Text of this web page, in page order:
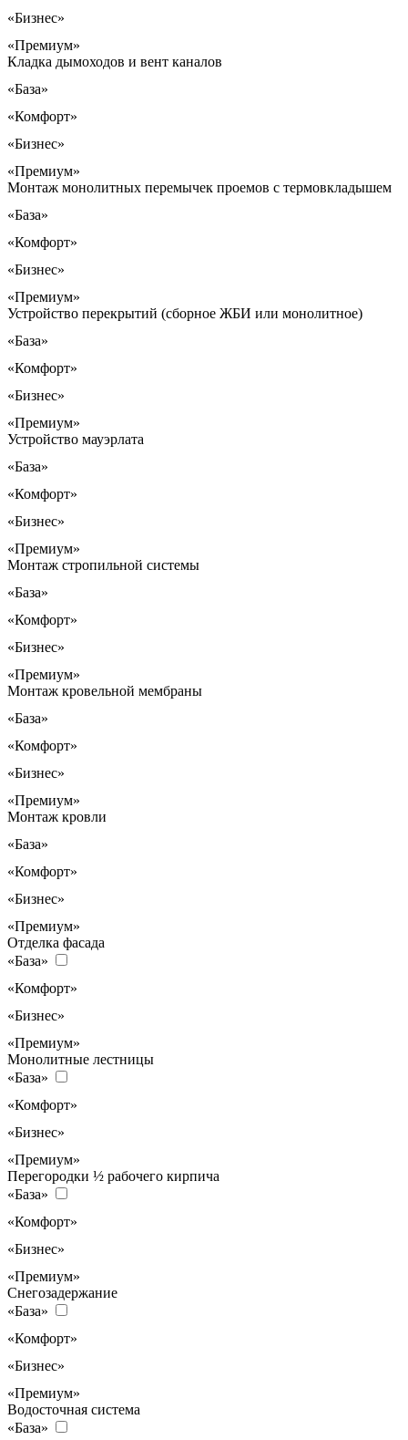
«Бизнес»
«Премиум»
Кладка дымоходов и вент каналов
«База»
«Комфорт»
«Бизнес»
«Премиум»
Монтаж монолитных перемычек проемов с термовкладышем
«База»
«Комфорт»
«Бизнес»
«Премиум»
Устройство перекрытий (сборное ЖБИ или монолитное)
«База»
«Комфорт»
«Бизнес»
«Премиум»
Устройство мауэрлата
«База»
«Комфорт»
«Бизнес»
«Премиум»
Монтаж стропильной системы
«База»
«Комфорт»
«Бизнес»
«Премиум»
Монтаж кровельной мембраны
«База»
«Комфорт»
«Бизнес»
«Премиум»
Монтаж кровли
«База»
«Комфорт»
«Бизнес»
«Премиум»
Отделка фасада
«База»
«Комфорт»
«Бизнес»
«Премиум»
Монолитные лестницы
«База»
«Комфорт»
«Бизнес»
«Премиум»
Перегородки ½ рабочего кирпича
«База»
«Комфорт»
«Бизнес»
«Премиум»
Снегозадержание
«База»
«Комфорт»
«Бизнес»
«Премиум»
Водосточная система
«База»